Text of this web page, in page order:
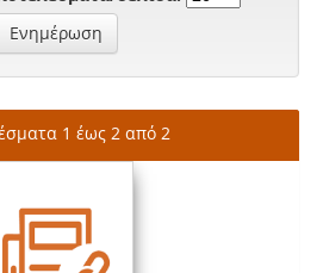
1 έως 2 από 2